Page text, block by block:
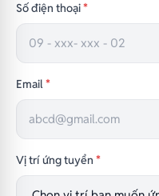
Số điện thoại*
Email*
Vị trí ứng tuyển *